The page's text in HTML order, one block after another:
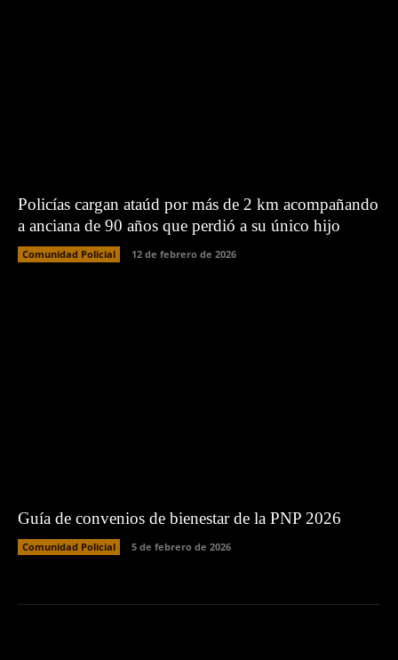
Policías cargan ataúd por más de 2 km acompañando
a anciana de 90 años que perdió a su único hijo
Comunidad Policial 12 de febrero de 2026
Guía de convenios de bienestar de la PNP 2026
Comunidad Policial 5 de febrero de 2026